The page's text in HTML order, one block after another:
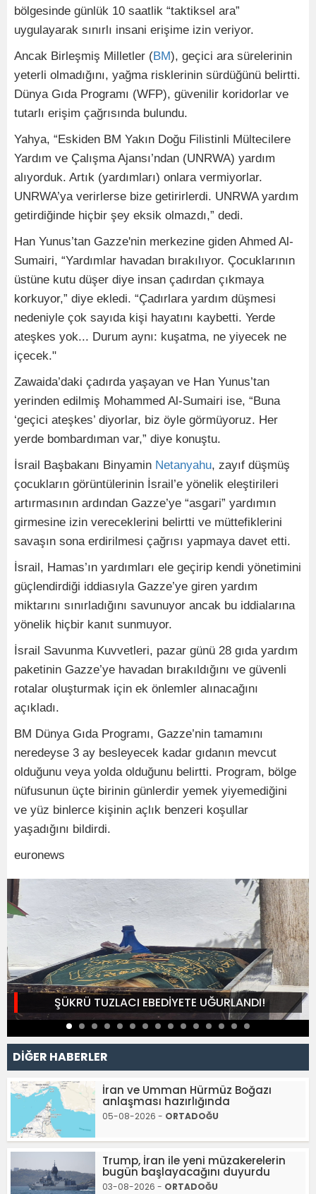
bölgesinde günlük 10 saatlik “taktiksel ara”
uygulayarak sınırlı insani erişime izin veriyor.
Ancak Birleşmiş Milletler (BM), geçici ara sürelerinin
yeterli olmadığını, yağma risklerinin sürdüğünü belirtti.
Dünya Gıda Programı (WFP), güvenilir koridorlar ve
tutarlı erişim çağrısında bulundu.
Yahya, “Eskiden BM Yakın Doğu Filistinli Mültecilere
Yardım ve Çalışma Ajansı’ndan (UNRWA) yardım
alıyorduk. Artık (yardımları) onlara vermiyorlar.
UNRWA’ya verirlerse bize getirirlerdi. UNRWA yardım
getirdiğinde hiçbir şey eksik olmazdı,” dedi.
Han Yunus’tan Gazze'nin merkezine giden Ahmed Al-
Sumairi, “Yardımlar havadan bırakılıyor. Çocuklarının
üstüne kutu düşer diye insan çadırdan çıkmaya
korkuyor,” diye ekledi. “Çadırlara yardım düşmesi
nedeniyle çok sayıda kişi hayatını kaybetti. Yerde
ateşkes yok... Durum aynı: kuşatma, ne yiyecek ne
içecek."
Zawaida’daki çadırda yaşayan ve Han Yunus’tan
yerinden edilmiş Mohammed Al-Sumairi ise, “Buna
‘geçici ateşkes’ diyorlar, biz öyle görmüyoruz. Her
yerde bombardıman var,” diye konuştu.
İsrail Başbakanı Binyamin Netanyahu, zayıf düşmüş
çocukların görüntülerinin İsrail’e yönelik eleştirileri
artırmasının ardından Gazze’ye “asgari” yardımın
girmesine izin vereceklerini belirtti ve müttefiklerini
savaşın sona erdirilmesi çağrısı yapmaya davet etti.
İsrail, Hamas’ın yardımları ele geçirip kendi yönetimini
güçlendirdiği iddiasıyla Gazze’ye giren yardım
miktarını sınırladığını savunuyor ancak bu iddialarına
yönelik hiçbir kanıt sunmuyor.
İsrail Savunma Kuvvetleri, pazar günü 28 gıda yardım
paketinin Gazze’ye havadan bırakıldığını ve güvenli
rotalar oluşturmak için ek önlemler alınacağını
açıkladı.
BM Dünya Gıda Programı, Gazze’nin tamamını
neredeyse 3 ay besleyecek kadar gıdanın mevcut
olduğunu veya yolda olduğunu belirtti. Program, bölge
nüfusunun üçte birinin günlerdir yemek yiyemediğini
ve yüz binlerce kişinin açlık benzeri koşullar
yaşadığını bildirdi.
euronews
ŞÜKRÜ TUZLACI EBEDİYETE UĞURLANDI!
DİĞER HABERLER
İran ve Umman Hürmüz Boğazı
anlaşması hazırlığında
05-08-2026 - ORTADOĞU
Trump, İran ile yeni müzakerelerin
bugün başlayacağını duyurdu
03-08-2026 - ORTADOĞU